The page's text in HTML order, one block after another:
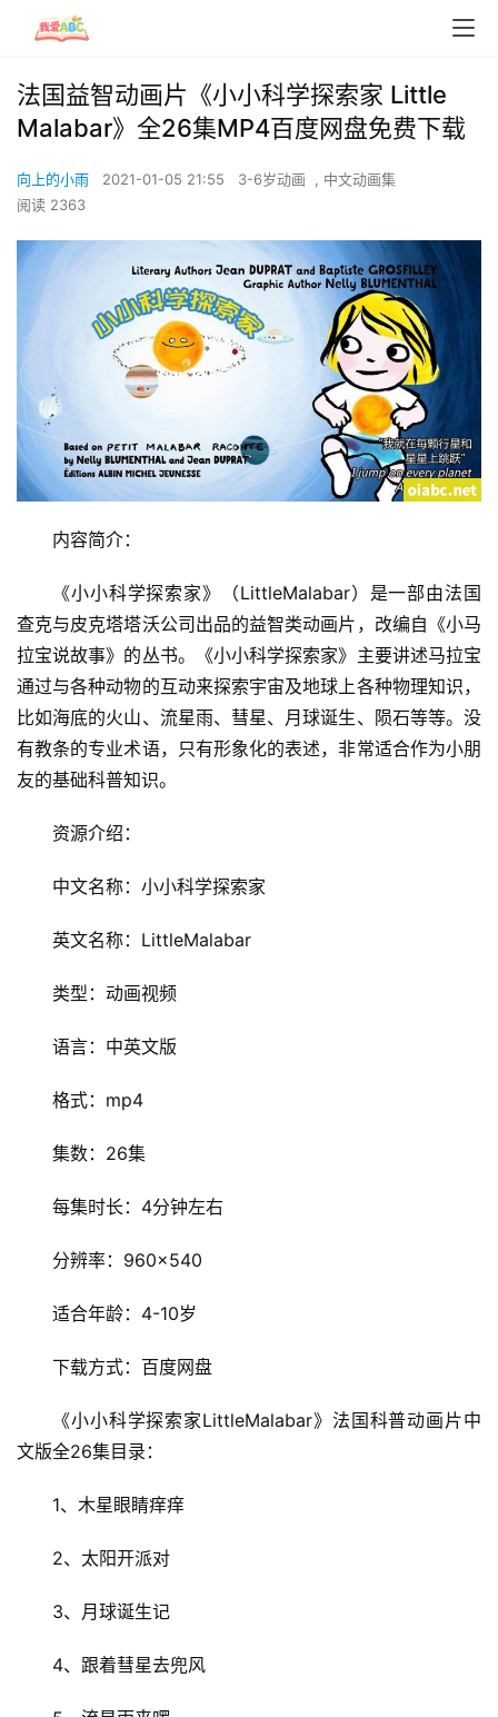
法国益智动画片《小小科学探索家 Little
Malabar》全26集MP4百度网盘免费下载
向上的小雨 2021-01-05 21:55 3-6岁动画 , 中文动画集
阅读 2363
内容简介：
《小小科学探索家》（LittleMalabar）是一部由法国
查克与皮克塔塔沃公司出品的益智类动画片，改编自《小马
拉宝说故事》的丛书。《小小科学探索家》主要讲述马拉宝
通过与各种动物的互动来探索宇宙及地球上各种物理知识，
比如海底的火山、流星雨、彗星、月球诞生、陨石等等。没
有教条的专业术语，只有形象化的表述，非常适合作为小朋
友的基础科普知识。
资源介绍：
中文名称：小小科学探索家
英文名称：LittleMalabar
类型：动画视频
语言：中英文版
格式：mp4
集数：26集
每集时长：4分钟左右
分辨率：960×540
适合年龄：4-10岁
下载方式：百度网盘
《小小科学探索家LittleMalabar》法国科普动画片中
文版全26集目录：
1、木星眼睛痒痒
2、太阳开派对
3、月球诞生记
4、跟着彗星去兜风